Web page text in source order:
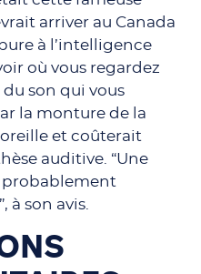
arriver au Canada
à l’intelligence
où vous regardez
son qui vous
la monture de la
et coûterait
auditive. “Une
probablement
à son avis.